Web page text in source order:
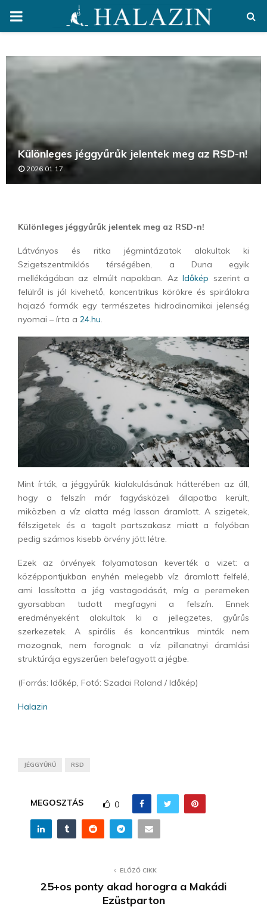
PRIMARY
Különleges jéggyűrűk jelentek meg az RSD-n!
2026.01.17.
Különleges jéggyűrűk jelentek meg az RSD-n!
Látványos és ritka jégmintázatok alakultak ki
Szigetszentmiklós térségében, a Duna egyik
mellékágában az elmúlt napokban. AzIdőkép szerint a
felülről is jól kivehető, koncentrikus körökre és spirálokra
hajazó formák egy természetes hidrodinamikai jelenség
nyomai – írta a 24.hu.
Mint írták, a jéggyűrűk kialakulásának hátterében az áll,
hogy a felszín már fagyásközeli állapotba került,
miközben a víz alatta még lassan áramlott. A szigetek,
félszigetek és a tagolt partszakasz miatt a folyóban
pedig számos kisebb örvény jött létre.
Ezek az örvények folyamatosan keverték a vizet: a
középpontjukban enyhén melegebb víz áramlott felfelé,
ami lassította a jég vastagodását, míg a peremeken
gyorsabban tudott megfagyni a felszín. Ennek
eredményeként alakultak ki a jellegzetes, gyűrűs
szerkezetek. A spirális és koncentrikus minták nem
mozognak, nem forognak: a víz pillanatnyi áramlási
struktúrája egyszerűen belefagyott a jégbe.
(Forrás: Időkép, Fotó: Szadai Roland / Időkép)
Halazin
JÉGGYŰRŰ RSD
MEGOSZTÁS 0
ELŐZŐ CIKK
25+os ponty akad horogra a Makádi
Ezüstparton